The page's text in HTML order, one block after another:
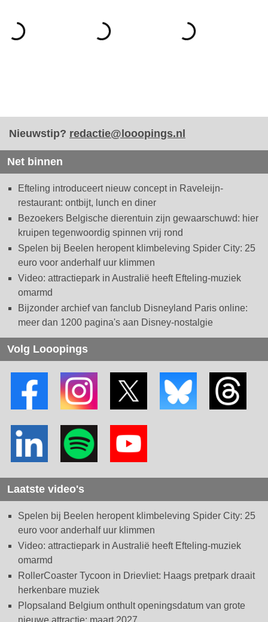
Nieuwstip? redactie@looopings.nl
Net binnen
Efteling introduceert nieuw concept in Raveleijn-
restaurant: ontbijt, lunch en diner
Bezoekers Belgische dierentuin zijn gewaarschuwd: hier
kruipen tegenwoordig spinnen vrij rond
Spelen bij Beelen heropent klimbeleving Spider City: 25
euro voor anderhalf uur klimmen
Video: attractiepark in Australië heeft Efteling-muziek
omarmd
Bijzonder archief van fanclub Disneyland Paris online:
meer dan 1200 pagina's aan Disney-nostalgie
Volg Looopings
Laatste video's
Spelen bij Beelen heropent klimbeleving Spider City: 25
euro voor anderhalf uur klimmen
Video: attractiepark in Australië heeft Efteling-muziek
omarmd
RollerCoaster Tycoon in Drievliet: Haags pretpark draait
herkenbare muziek
Plopsaland Belgium onthult openingsdatum van grote
nieuwe attractie: maart 2027